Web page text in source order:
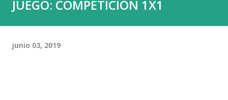
JUEGO: COMPETICIÓN 1X1
junio 03, 2019